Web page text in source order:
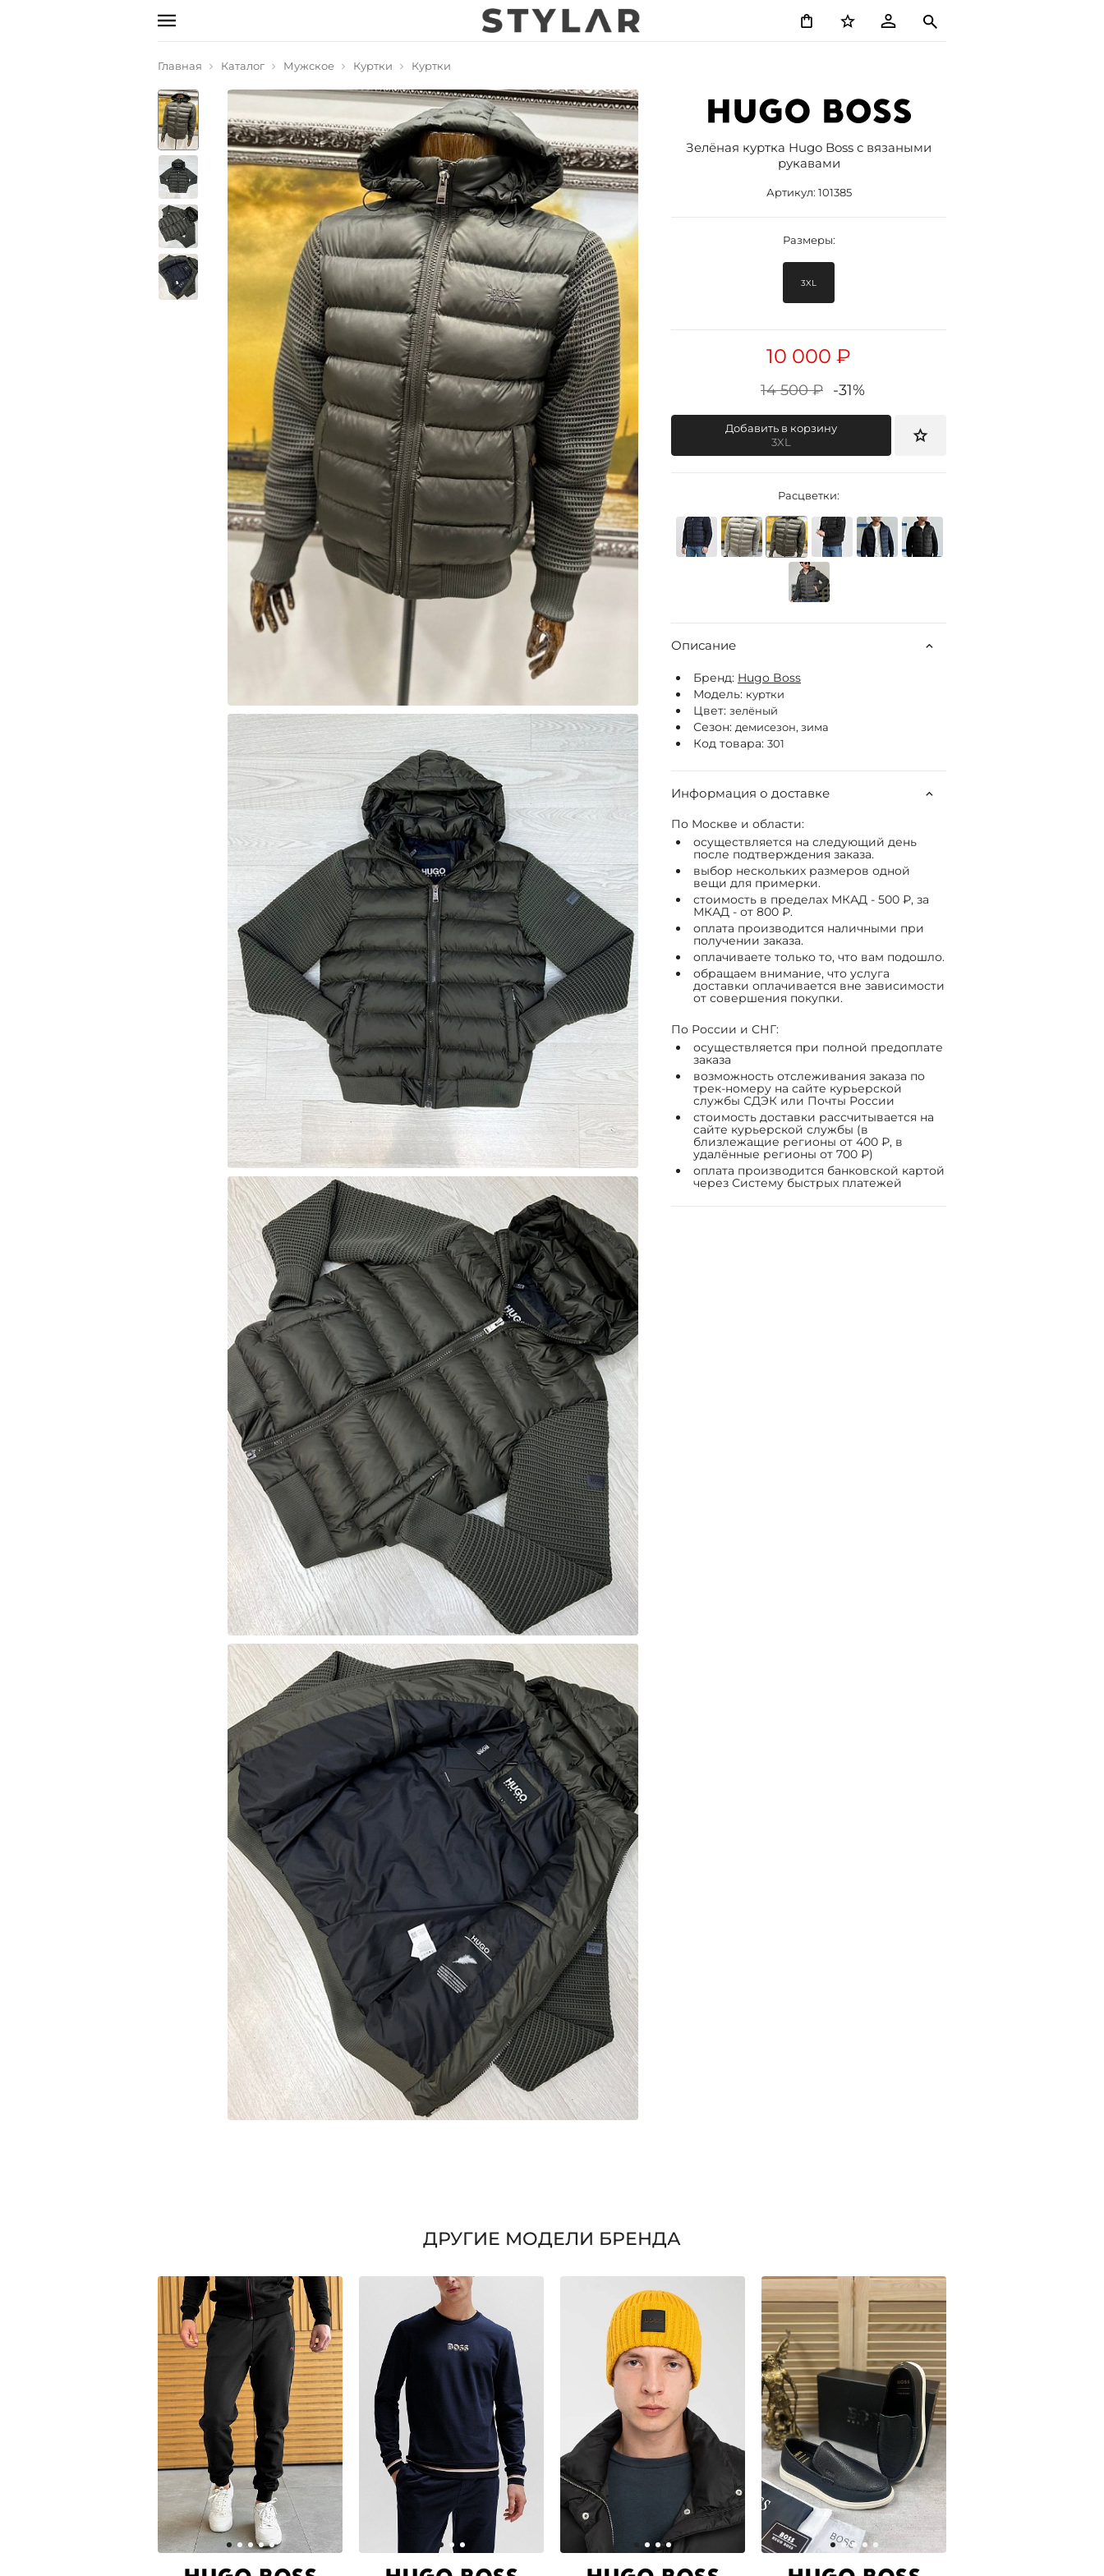
Главная Каталог Мужское Куртки Куртки
Зелёная куртка Hugo Boss с вязаными
рукавами
Артикул: 101385
Размеры:
3XL
10 000 ₽
14 500 ₽ -31%
Добавить в корзину
3XL
Расцветки:
Описание
Бренд: Hugo Boss
Модель: куртки
Цвет: зелёный
Сезон: демисезон, зима
Код товара: 301
Информация о доставке
По Москве и области:
осуществляется на следующий день
после подтверждения заказа.
выбор нескольких размеров одной
вещи для примерки.
стоимость в пределах МКАД - 500 ₽, за
МКАД - от 800 ₽.
оплата производится наличными при
получении заказа.
оплачиваете только то, что вам подошло.
обращаем внимание, что услуга
доставки оплачивается вне зависимости
от совершения покупки.
По России и СНГ:
осуществляется при полной предоплате
заказа
возможность отслеживания заказа по
трек-номеру на сайте курьерской
службы СДЭК или Почты России
стоимость доставки рассчитывается на
сайте курьерской службы (в
близлежащие регионы от 400 ₽, в
удалённые регионы от 700 ₽)
оплата производится банковской картой
через Систему быстрых платежей
ДРУГИЕ МОДЕЛИ БРЕНДА